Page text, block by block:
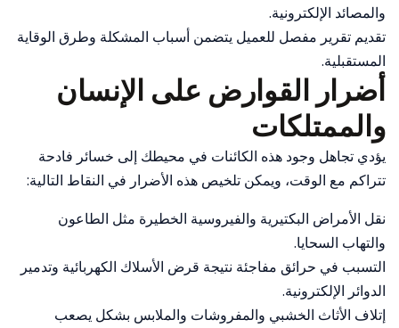
والمصائد الإلكترونية.
تقديم تقرير مفصل للعميل يتضمن أسباب المشكلة وطرق الوقاية
المستقبلية.
أضرار القوارض على الإنسان
والممتلكات
يؤدي تجاهل وجود هذه الكائنات في محيطك إلى خسائر فادحة
تتراكم مع الوقت، ويمكن تلخيص هذه الأضرار في النقاط التالية:
نقل الأمراض البكتيرية والفيروسية الخطيرة مثل الطاعون
والتهاب السحايا.
التسبب في حرائق مفاجئة نتيجة قرض الأسلاك الكهربائية وتدمير
الدوائر الإلكترونية.
إتلاف الأثاث الخشبي والمفروشات والملابس بشكل يصعب